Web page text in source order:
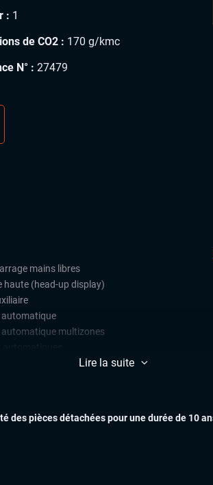
: 1
de CO2 : 170 g/kmc
N° : 27479
mains libres
haute (head-up display)
multizones
(live cockpit, compteur
Lire la suite
des pièces détachées pour une durée de 10